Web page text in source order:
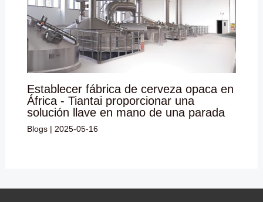
Establecer fábrica de cerveza opaca en
África - Tiantai proporcionar una
solución llave en mano de una parada
Blogs| 2025-05-16